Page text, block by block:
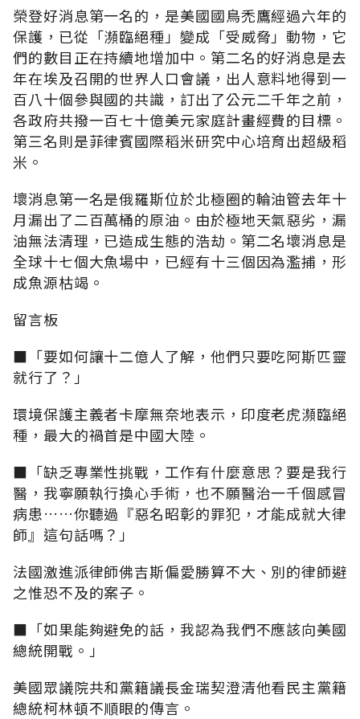
榮登好消息第一名的，是美國國鳥禿鷹經過六年的
保護，已從「瀕臨絕種」變成「受威脅」動物，它
們的數目正在持續地增加中。第二名的好消息是去
年在埃及召開的世界人口會議，出人意料地得到一
百八十個參與國的共識，訂出了公元二千年之前，
各政府共撥一百七十億美元家庭計畫經費的目標。
第三名則是菲律賓國際稻米研究中心培育出超級稻
米。
壞消息第一名是俄羅斯位於北極圈的輪油管去年十
月漏出了二百萬桶的原油。由於極地天氣惡劣，漏
油無法清理，已造成生態的浩劫。第二名壞消息是
全球十七個大魚場中，已經有十三個因為濫捕，形
成魚源枯竭。
留言板
■「要如何讓十二億人了解，他們只要吃阿斯匹靈
就行了？」
環境保護主義者卡摩無奈地表示，印度老虎瀕臨絕
種，最大的禍首是中國大陸。
■「缺乏專業性挑戰，工作有什麼意思？要是我行
醫，我寧願執行換心手術，也不願醫治一千個感冒
病患……你聽過『惡名昭彰的罪犯，才能成就大律
師』這句話嗎？」
法國激進派律師佛吉斯偏愛勝算不大、別的律師避
之惟恐不及的案子。
■「如果能夠避免的話，我認為我們不應該向美國
總統開戰。」
美國眾議院共和黨籍議長金瑞契澄清他看民主黨籍
總統柯林頓不順眼的傳言。